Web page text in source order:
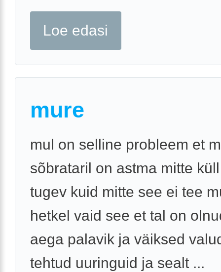
Loe edasi
mure
mul on selline probleem et
sõbrataril on astma mitte
tugev kuid mitte see ei tee
hetkel vaid see et tal on
aega palavik ja väiksed
tehtud uuringuid ja sealt ...